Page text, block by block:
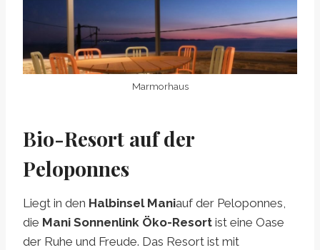
Marmorhaus
Bio-Resort auf der
Peloponnes
Liegt in den Halbinsel Maniauf der Peloponnes,
die Mani Sonnenlink Öko-Resort ist eine Oase
der Ruhe und Freude. Das Resort ist mit